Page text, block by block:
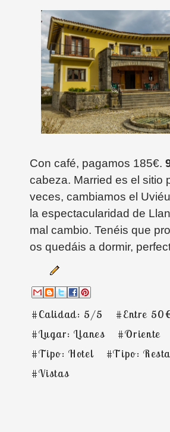
Con café, pagamos 185€.
cabeza. Married es el sitio
veces, cambiamos el
la espectacularidad de
mal cambio. Tenéis que
os quedáis a dormir,
#Calidad: 5/5
#Entre
#Lugar: Llanes
#Oriente
#Tipo: Hotel
#Tipo:
#Vistas